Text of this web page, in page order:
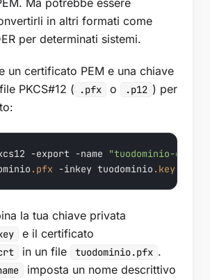
Ma potrebbe essere
in altri formati come
per determinati sistemi.
un certificato PEM e una chiave
PKCS#12 (
.pfx o .p12 ) per
-export -name
"tuodominio-
.pfx -inkey tuodominio .key
la tua chiave privata
e il certificato
in un file tuodominio.pfx .
imposta un nome descrittivo